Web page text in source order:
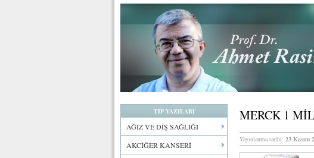
TIP YAZILARI
AĞIZ VE DİŞ SAĞLIĞI
AKCİĞER KANSERİ
MERCK 1
Yayınlanma tarihi: 23 Kasım